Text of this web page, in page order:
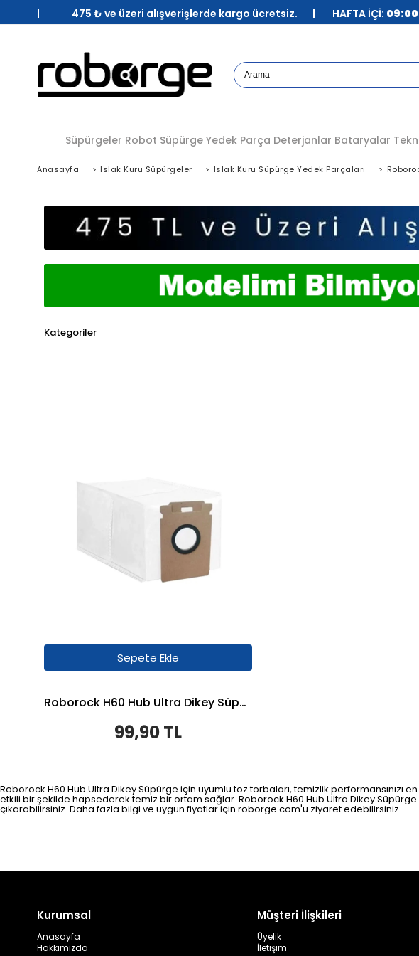
| 475 ₺ ve üzeri alışverişlerde kargo ücretsiz. | HAFTA İÇİ:
Süpürgeler Robot Süpürge Yedek Parça Deterjanlar Bataryalar
Anasayfa > Islak Kuru Süpürgeler > Islak Kuru Süpürge Yedek Parçaları >
Kategoriler
Roborock H60 Hub Ultra Dikey Süpürge Uyumlu Toz Torbası
99,90 TL
Sepete Ekle
Roborock H60 Hub Ultra Dikey Süpürge için uyumlu toz torbaları, temizlik
etkili bir şekilde hapsederek temiz bir ortam sağlar. Roborock H60 Hub Ultra Dikey
çıkarabilirsiniz. Daha fazla bilgi ve uygun fiyatlar için roborge.com'u ziyaret edebilirsiniz.
Kurumsal
Anasayfa
Hakkımızda
Müşteri İlişkileri
Üyelik
İletişim